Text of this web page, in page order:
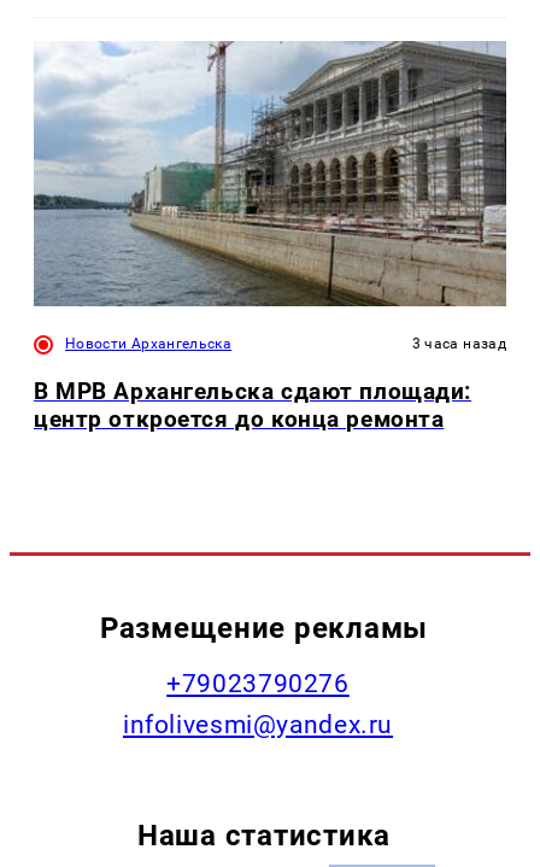
Новости Архангельска 3 часа назад
В МРВ Архангельска сдают площади:
центр откроется до конца ремонта
Размещение рекламы
+79023790276
infolivesmi@yandex.ru
Наша статистика